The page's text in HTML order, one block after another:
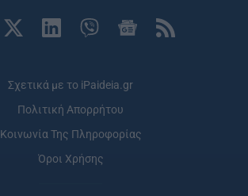
Σχετικά με το iPaideia.gr
Πολιτική Απορρήτου
Κοινωνία Της Πληροφορίας
Όροι Χρήσης